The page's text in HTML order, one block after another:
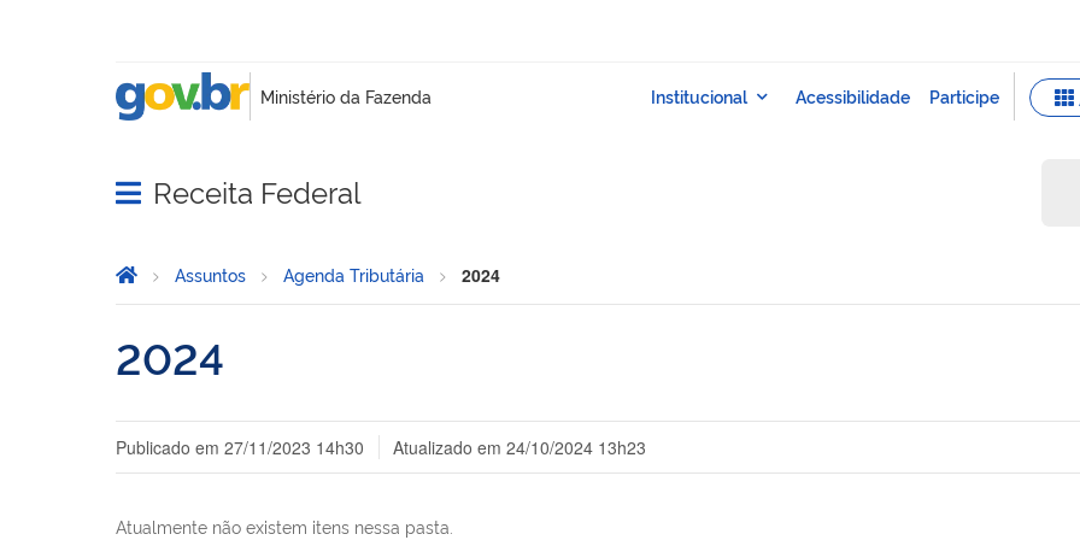
Abrir menu principal de navegação
Receita Federal
Você está aqui:
Página Inicial
Assuntos Agenda Tributária 2024
2024
Publicado em 27/11/2023 14h30 Atualizado em 24/10/2024 13h23
Atualmente não existem itens nessa pasta.